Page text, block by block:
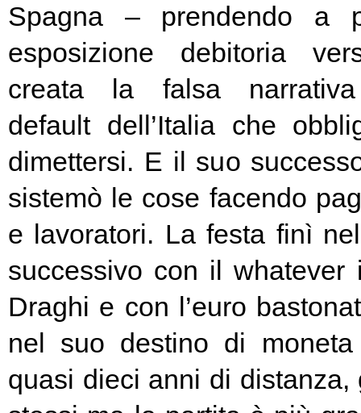
Spagna – prendendo a
esposizione debitoria
creata la falsa narrativa
default dell’Italia che
dimettersi. E il suo
sistemò le cose facendo
e lavoratori. La festa finì
successivo con il whatever
Draghi e con l’euro
nel suo destino di
quasi dieci anni di